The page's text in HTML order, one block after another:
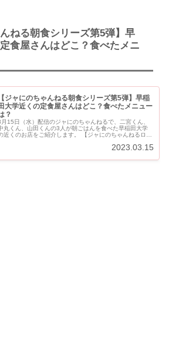
んねる朝食シリーズ第5弾】早
食屋さんはどこ？食べたメニ
【ジャにのちゃんねる朝食シリーズ第5弾】早稲
大学近くの定食屋さんはどこ？食べたメニュー
？
月15日（水）配信のジャにのちゃんねるで、二宮くん、
丸くん、山田くんの3人が朝ごはんを食べた早稲田大学
近くのお店をご紹介します。 【ジャにのちゃんねるロケ
2023.03.15